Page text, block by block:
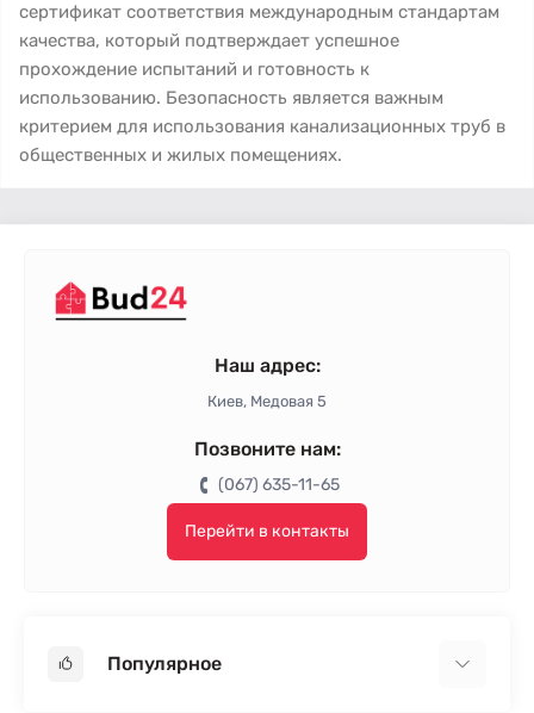
сертификат соответствия международным стандартам
качества, который подтверждает успешное
прохождение испытаний и готовность к
использованию. Безопасность является важным
критерием для использования канализационных труб в
общественных и жилых помещениях.
Наш адрес:
Киев, Медовая 5
Позвоните нам:
(067) 635-11-65
Перейти в контакты
Популярное